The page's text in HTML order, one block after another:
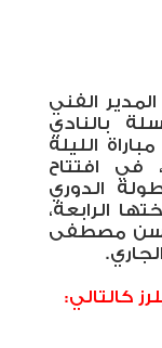
الفني
بالنادي
الليلة
في افتتاح
الدوري
الرابعة،
حسن مصطفى
كالتالي: